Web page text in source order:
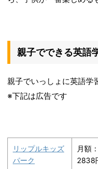
親子でできる英語
親子でいっしょに英語学
※下記は広告です
リップルキッズ
パーク
月額：
2838